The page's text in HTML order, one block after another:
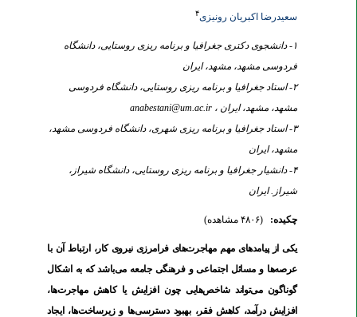
سعیدرضا اکبریان رونیزی
۱- دانشجوی دکتری جغرافیا و برنامه ریزی روستایی، دانشگاه
فردوسی مشهد، مشهد، ایران
۲- استاد جغرافیا و برنامه ریزی روستایی، دانشگاه فردوسی
مشهد، مشهد، ایران ،anabestani@um.ac.ir
۳- استاد جغرافیا و برنامه ریزی شهری، دانشگاه فردوسی مشهد،
مشهد، ایران
۴- دانشیار جغرافیا و برنامه ریزی روستایی، دانشگاه شیراز،
شیراز. ایران
چکیده: (۴۸۰۶ مشاهده)
یکی از پیامدهای مهم مهاجرت‌های فرامرزی نیروی کار، ارتباط آن با
عرصه‌ها و مسائل اجتماعی و فرهنگی جامعه می‌باشد که به اشکال
گوناگون می‌تواند شاخص‌هایی چون افزایش یا کاهش مهاجرت‌ها،
افزایش درآمد، کاهش فقر، بهبود دسترسی‌ها و زیرساخت‌ها، ایجاد